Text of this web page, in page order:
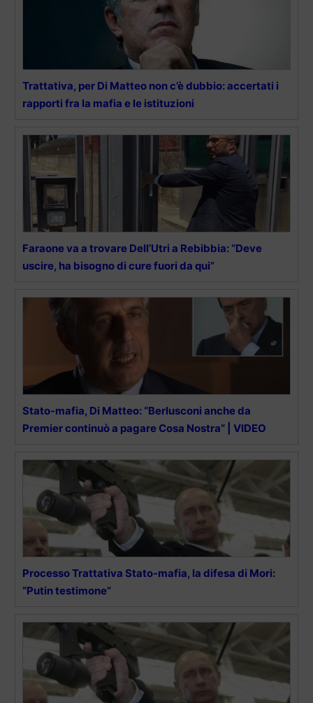
Trattativa, per Di Matteo non c’è dubbio: accertati i
rapporti fra la mafia e le istituzioni
Faraone va a trovare Dell’Utri a Rebibbia: “Deve
uscire, ha bisogno di cure fuori da qui”
Stato-mafia, Di Matteo: “Berlusconi anche da
Premier continuò a pagare Cosa Nostra” | VIDEO
Processo Trattativa Stato-mafia, la difesa di Mori:
“Putin testimone”